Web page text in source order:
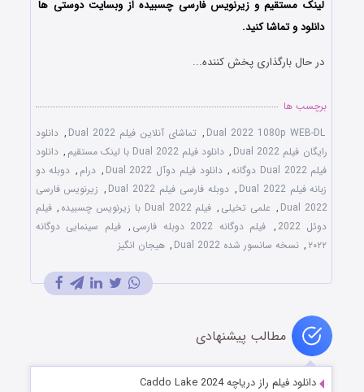
‌لینک مستقیم و زیرنویس فارسی چسبیده از وبسایت دوستی ها
دانلود و تماشا کنید.
در حال بارگذاری پخش کننده...
برچسب ها
Dual 2022 1080p WEB-DL
, تماشای آنلاین فیلم Dual 2022 , دانلود
رایگان فیلم Dual 2022
, دانلود فیلم Dual 2022 با لینک مستقیم , دانلود
فیلم Dual 2022 دوگانه
, دانلود فیلم دوآل Dual 2022 , درام , دوبله دو
زبانه فیلم Dual 2022
, دوبله فارسی فیلم Dual 2022 , زیرنویس فارسی
Dual 2022
, علمی تخیلی , فیلم Dual 2022 با زیرنویس چسبیده , فیلم
دوئل 2022
, فیلم دوگانه 2022 دوبله فارسی , فیلم سینمایی دوگانه
۲۰۲۲ , نسخه سانسور شده Dual 2022 , هیجان انگیز
مطالب پیشنهادی
دانلود فیلم راز دریاچه Caddo Lake 2024